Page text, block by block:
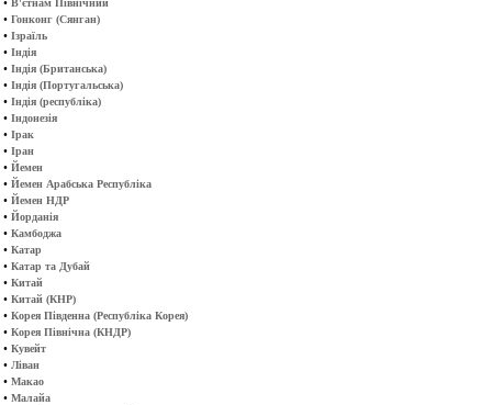
В'єтнам Північний
• Гонконг (Сянган)
• Ізраїль
• Індія
• Індія (Британська)
• Індія (Португальська)
• Індія (республіка)
• Індонезія
• Ірак
• Іран
• Йемен
• Йемен Арабська Республіка
• Йемен НДР
• Йорданія
• Камбоджа
• Катар
• Катар та Дубай
• Китай
• Китай (КНР)
• Корея Південна (Республіка Корея)
• Корея Північна (КНДР)
• Кувейт
• Ліван
• Макао
• Малайа